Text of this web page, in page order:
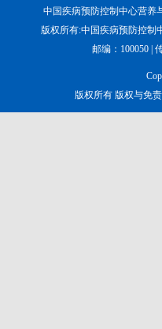
中国疾病预防控制中心营养
版权所有:中国疾病预防控制
邮编：100050 |
版权所有 版权与免